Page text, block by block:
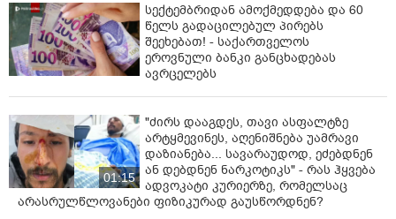
სექტემბრიდან ამოქმედდება და 60
წელს გადაცილებულ პირებს
შეეხებათ! - საქართველოს
ეროვნული ბანკი განცხადებას
ავრცელებს
01:15
"ძირს დააგდეს, თავი ასფალტზე
არტყმევინეს, აღენიშნება უამრავი
დაზიანება... სავარაუდოდ, ეძებდნენ
ან დებდნენ ნარკოტიკს" - რას ჰყვება
ადვოკატი კურიერზე, რომელსაც
არასრულწლოვანები ფიზიკურად გაუსწორდნენ?